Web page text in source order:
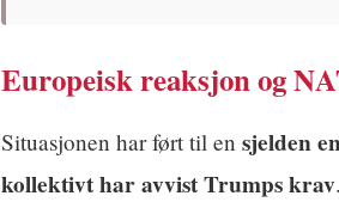
Europeisk reaksjon og
Situasjonen har ført til en sjelden
kollektivt har avvist Trumps krav.